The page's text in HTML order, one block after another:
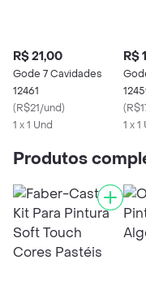
R$ 21,00
Gode 7 Cavidades
12461
(R$21/und)
1 x 1 Und
R$
(
1 x 1
Produtos